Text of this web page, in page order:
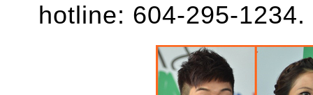
hotline: 604-295-1234.